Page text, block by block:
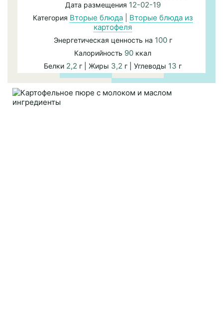
Дата размещения 12-02-19
Категория Вторые блюда
Вторые блюда из
картофеля
Энергетическая ценность на 100г
Калорийность 90 ккал
Белки 2,2 г | Жиры 3,2 г | Углеводы 13 г